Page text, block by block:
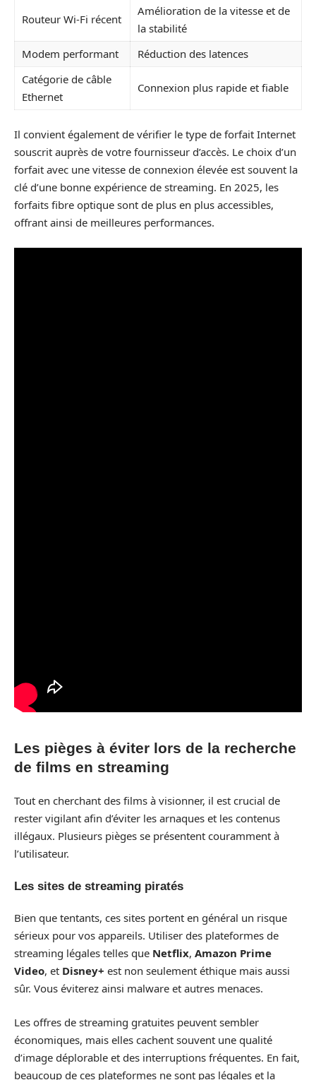
Routeur Wi-Fi récent
Amélioration de la vitesse et de
la stabilité
Modem performant
Réduction des latences
Catégorie de câble
Ethernet
Connexion plus rapide et fiable
Il convient également de vérifier le type de forfait Internet
souscrit auprès de votre fournisseur d’accès. Le choix d’un
forfait avec une vitesse de connexion élevée est souvent la
clé d’une bonne expérience de streaming. En 2025, les
forfaits fibre optique sont de plus en plus accessibles,
offrant ainsi de meilleures performances.
Les pièges à éviter lors de la recherche
de films en streaming
Tout en cherchant des films à visionner, il est crucial de
rester vigilant afin d’éviter les arnaques et les contenus
illégaux. Plusieurs pièges se présentent couramment à
l’utilisateur.
Les sites de streaming piratés
Bien que tentants, ces sites portent en général un risque
sérieux pour vos appareils. Utiliser des plateformes de
streaming légales telles que Netflix, Amazon Prime
Video, et Disney+ est non seulement éthique mais aussi
sûr. Vous éviterez ainsi malware et autres menaces.
Les offres de streaming gratuites peuvent sembler
économiques, mais elles cachent souvent une qualité
d’image déplorable et des interruptions fréquentes. En fait,
beaucoup de ces plateformes ne sont pas légales et la